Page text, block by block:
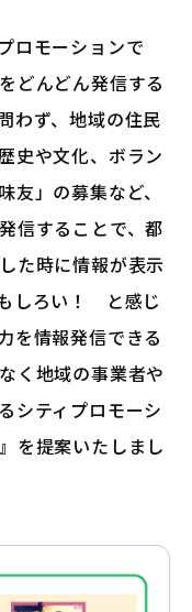
ロモーションで
どんどん発信する
わず、地域の住民
史や文化、ボラン
友」の募集など、
信することで、都
た時に情報が表示
しろい！ と感じ
を情報発信できる
く地域の事業者や
シティプロモーシ
を提案いたしまし